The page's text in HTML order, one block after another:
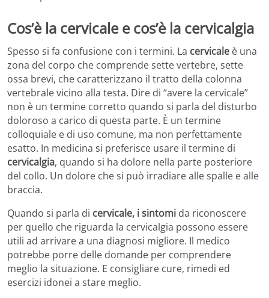
Cos’è la cervicale e cos’è la cervicalgia
Spesso si fa confusione con i termini. La cervicale è una
zona del corpo che comprende sette vertebre, sette
ossa brevi, che caratterizzano il tratto della colonna
vertebrale vicino alla testa. Dire di “avere la cervicale”
non è un termine corretto quando si parla del disturbo
doloroso a carico di questa parte. È un termine
colloquiale e di uso comune, ma non perfettamente
esatto. In medicina si preferisce usare il termine di
cervicalgia, quando si ha dolore nella parte posteriore
del collo. Un dolore che si può irradiare alle spalle e alle
braccia.
Quando si parla di cervicale, i sintomi da riconoscere
per quello che riguarda la cervicalgia possono essere
utili ad arrivare a una diagnosi migliore. Il medico
potrebbe porre delle domande per comprendere
meglio la situazione. E consigliare cure, rimedi ed
esercizi idonei a stare meglio.